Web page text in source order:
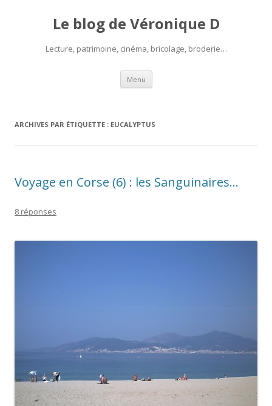
Le blog de Véronique D
Lecture, patrimoine, cinéma, bricolage, broderie…
Menu Aller
contenu
ARCHIVES PAR ÉTIQUETTE : EUCALYPTUS
Voyage en Corse (6) : les Sanguinaires…
8 réponses